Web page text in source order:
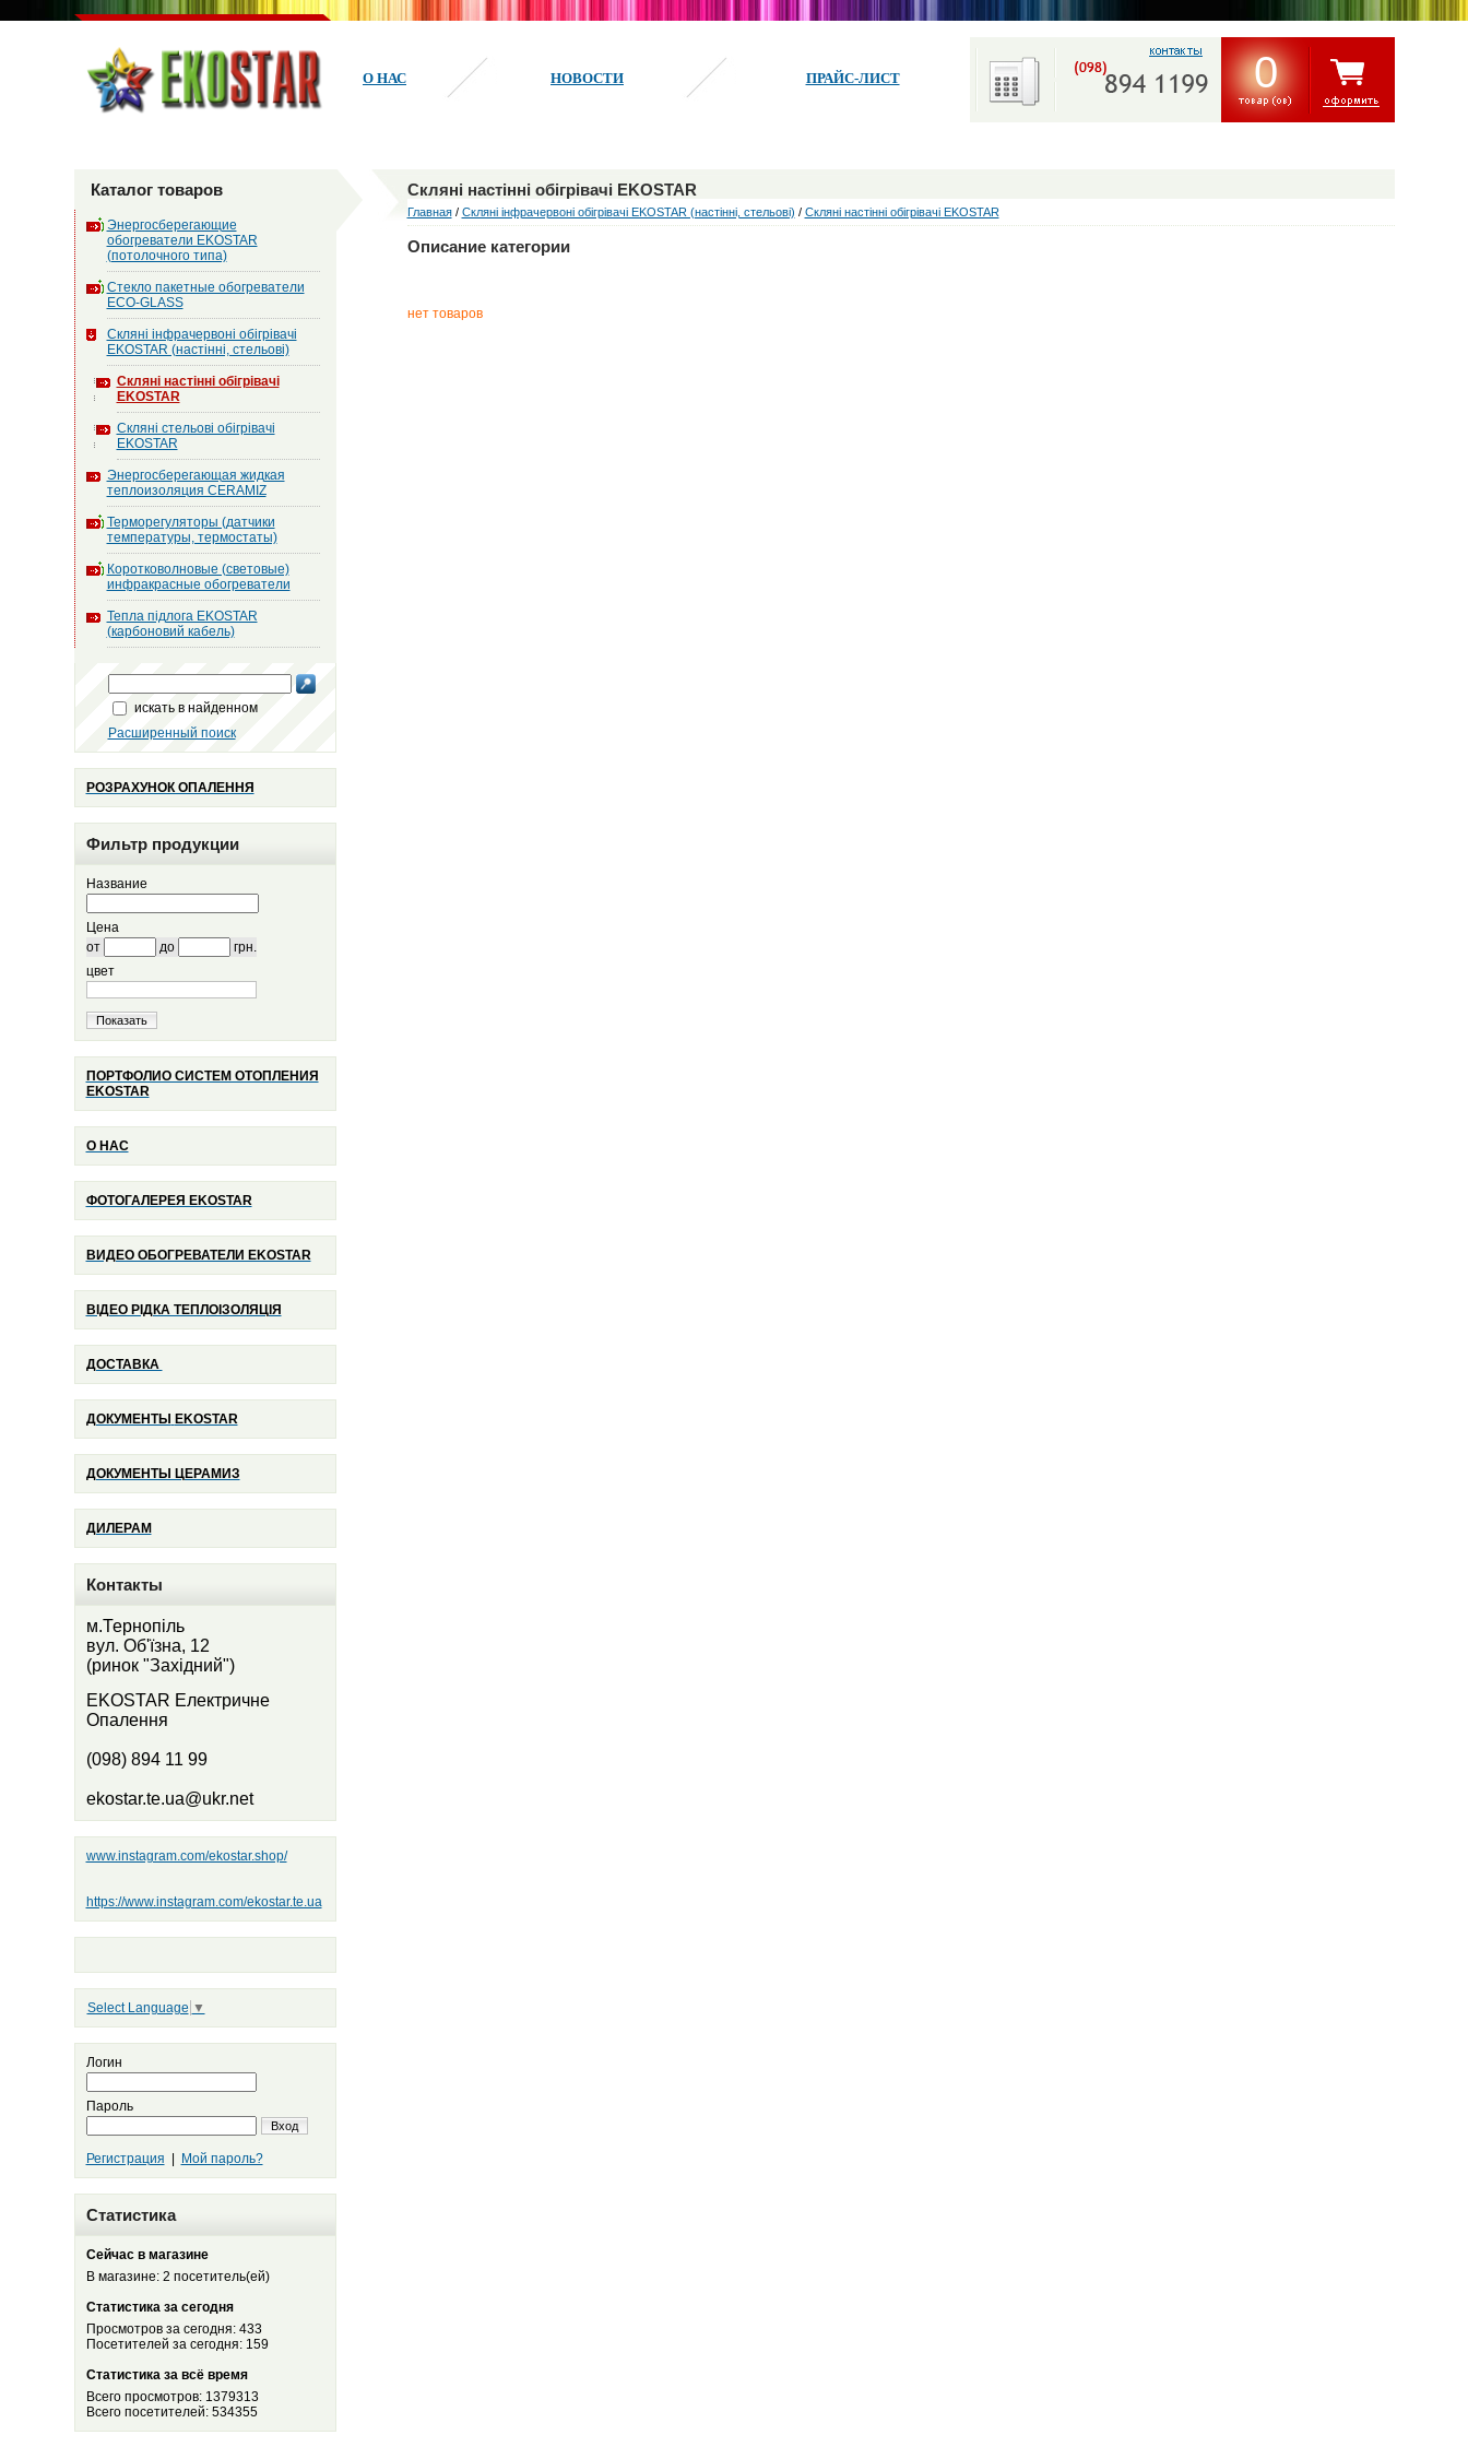
О НАС НОВОСТИ ПРАЙС-ЛИСТ 0
Каталог товаров
Энергосберегающие
обогреватели EKOSTAR
(потолочного типа)
Стекло пакетные обогреватели
ECO-GLASS
Скляні інфрачервоні обігрівачі
EKOSTAR (настінні, стельові)
Скляні настінні обігрівачі
EKOSTAR
Скляні стельові обігрівачі
EKOSTAR
Энергосберегающая жидкая
теплоизоляция CERAMIZ
Терморегуляторы (датчики
температуры, термостаты)
Коротковолновые (световые)
инфракрасные обогреватели
Тепла підлога EKOSTAR
(карбоновий кабель)
искать в найденном
Расширенный поиск
РОЗРАХУНОК ОПАЛЕННЯ
Фильтр продукции
Название
Цена
от
до
грн.
цвет
Показать
ПОРТФОЛИО СИСТЕМ ОТОПЛЕНИЯ
EKOSTAR
О НАС
ФОТОГАЛЕРЕЯ EKOSTAR
ВИДЕО ОБОГРЕВАТЕЛИ EKOSTAR
ВІДЕО РІДКА ТЕПЛОІЗОЛЯЦІЯ
ДОСТАВКА
ДОКУМЕНТЫ EKOSTAR
ДОКУМЕНТЫ ЦЕРАМИЗ
ДИЛЕРАМ
Контакты
м.Тернопіль
вул. Об'їзна, 12
(ринок "Західний")
EKOSTAR Електричне
Опалення
(098) 894 11 99
ekostar.te.ua@ukr.net
www.instagram.com/ekostar.shop/
https://www.instagram.com/ekostar.te.ua
Select Language ▼
Логин
Пароль
Вход
Регистрация Мой пароль?
Статистика
Сейчас в магазине
В магазине: 2 посетитель(ей)
Статистика за сегодня
Просмотров за сегодня: 433
Посетителей за сегодня: 159
Статистика за всё время
Всего просмотров: 1379313
Всего посетителей: 534355
Скляні настінні обігрівачі EKOSTAR
Главная/ Скляні інфрачервоні обігрівачі EKOSTAR (настінні, стельові) / Скляні настінні обігрівачі EKOSTAR
Описание категории
нет товаров